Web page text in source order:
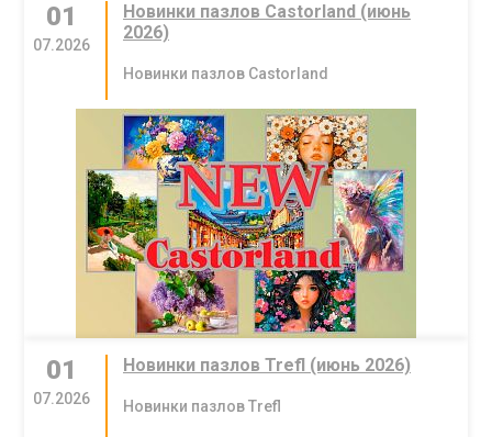
01
07.2026
Новинки пазлов Castorland (июнь
2026)
Новинки пазлов Castorland
01
07.2026
Новинки пазлов Trefl (июнь 2026)
Новинки пазлов Trefl